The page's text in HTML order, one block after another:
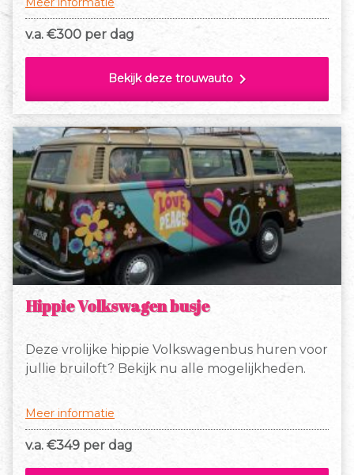
v.a. €300 per dag
Bekijk deze trouwauto chevron_right
Hippie Volkswagen busje
Deze vrolijke hippie Volkswagenbus huren voor
jullie bruiloft? Bekijk nu alle mogelijkheden.
Meer informatie
v.a. €349 per dag